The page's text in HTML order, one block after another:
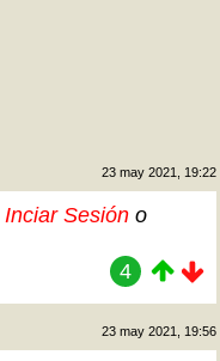
23 may 2021, 19:22
Inciar Sesión o
4
23 may 2021, 19:56